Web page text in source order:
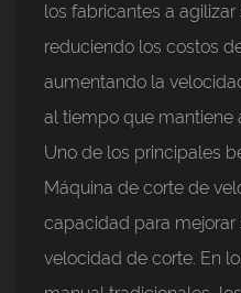
los fabricantes a
reduciendo los costos
aumentando la
al tiempo que mantiene
Uno de los principales
Máquina de corte de
capacidad para
velocidad de corte. En